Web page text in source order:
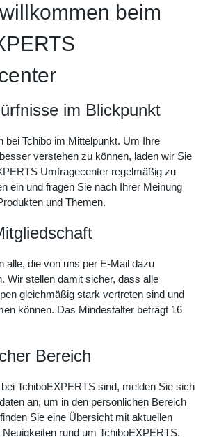
beim
im Blickpunkt
bei Tchibo im Mittelpunkt. Um Ihre
verstehen zu können, laden wir Sie
Umfragecenter regelmäßig zu
ein und fragen Sie nach Ihrer Meinung
und Themen.
alle, die von uns per E-Mail dazu
Wir stellen damit sicher, dass alle
gleichmäßig stark vertreten sind und
können. Das Mindestalter beträgt 16
Bereich
TchiboEXPERTS sind, melden Sie sich
an, um in den persönlichen Bereich
Sie eine Übersicht mit aktuellen
rund um TchiboEXPERTS.